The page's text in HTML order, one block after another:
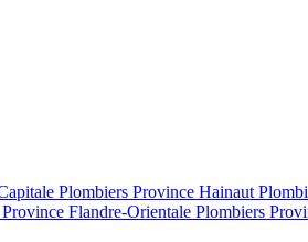
Plombiers Province Hainaut
Flandre-Orientale Plombiers